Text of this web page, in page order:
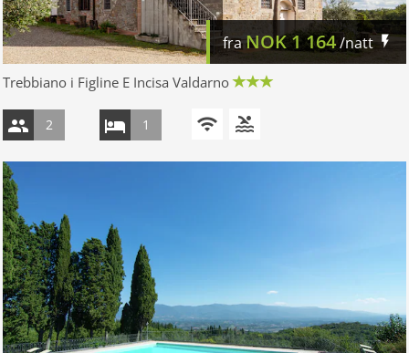
fraNOK1 164/natt
Trebbiano i Figline E Incisa Valdarno
2 1